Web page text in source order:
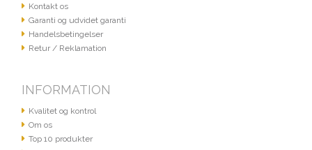
Kontakt os
Garanti og udvidet garanti
Handelsbetingelser
Retur / Reklamation
INFORMATION
Kvalitet og kontrol
Om os
Top 10 produkter